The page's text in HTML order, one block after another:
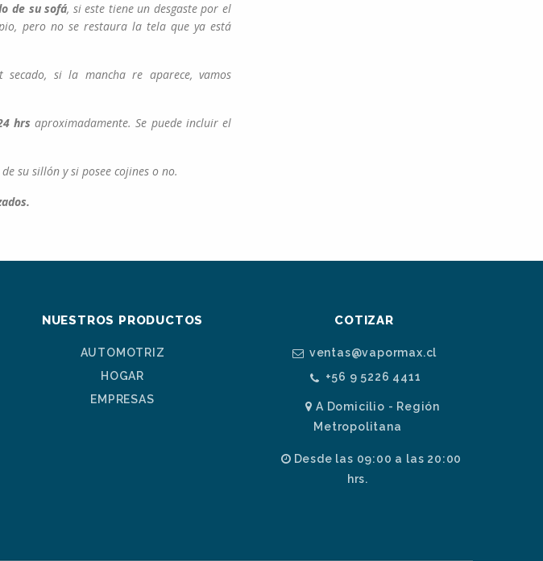
de su sofá, si este tiene un desgaste por el
pero no se restaura la tela que ya está
secado, si la mancha re aparece, vamos
hrs aproximadamente. Se puede incluir el
su sillón y si posee cojines o no.
NUESTROS PRODUCTOS
AUTOMOTRIZ
HOGAR
EMPRESAS
COTIZAR
ventas@vapormax.cl
+56 9 5226 4411
A Domicilio - Región
Metropolitana
Desde las 09:00 a las 20:00
hrs.